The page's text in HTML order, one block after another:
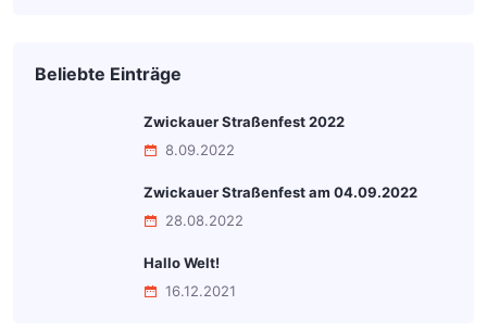
Beliebte Einträge
Zwickauer Straßenfest 2022
8.09.2022
Zwickauer Straßenfest am 04.09.2022
28.08.2022
Hallo Welt!
16.12.2021